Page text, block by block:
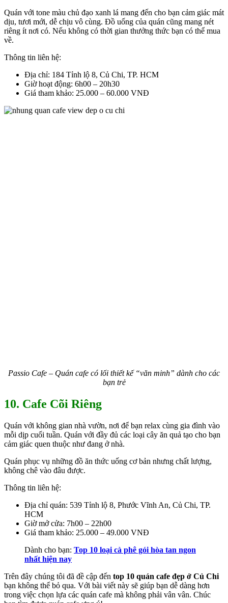
Quán với tone màu chủ đạo xanh lá mang đến cho bạn cảm giác mát
dịu, tươi mới, dễ chịu vô cùng. Đồ uống của quán cũng mang nét
riêng ít nơi có. Nếu không có thời gian thưởng thức bạn có thể mua
về.
Thông tin liên hệ:
Địa chỉ: 184 Tỉnh lộ 8, Củ Chi, TP. HCM
Giờ hoạt động: 6h00 – 20h30
Giá tham khảo: 25.000 – 60.000 VNĐ
Passio Cafe – Quán cafe có lối thiết kế “văn minh” dành cho các
bạn trẻ
10. Cafe Cõi Riêng
Quán với không gian nhà vườn, nơi để bạn relax cùng gia đình vào
mỗi dịp cuối tuần. Quán với đầy đủ các loại cây ăn quả tạo cho bạn
cảm giác quen thuộc như đang ở nhà.
Quán phục vụ những đồ ăn thức uống cơ bản nhưng chất lượng,
không chê vào đâu được.
Thông tin liên hệ:
Địa chỉ quán: 539 Tỉnh lộ 8, Phước Vĩnh An, Củ Chi, TP.
HCM
Giờ mở cửa: 7h00 – 22h00
Giá tham khảo: 25.000 – 49.000 VNĐ
Dành cho bạn: Top 10 loại cà phê gói hòa tan ngon
nhất hiện nay
Trên đây chúng tôi đã đề cập đến top 10 quán cafe đẹp ở Củ Chi
bạn không thể bỏ qua. Với bài viết này sẽ giúp bạn dễ dàng hơn
trong việc chọn lựa các quán cafe mà không phải vân vân. Chúc